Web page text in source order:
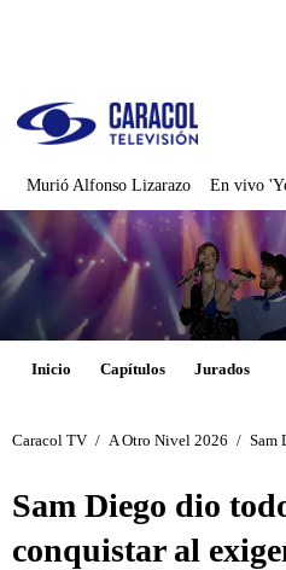
Murió Alfonso Lizarazo En vivo
Inicio Capítulos Jurados
Caracol TV / A Otro Nivel 2026 / Sam
Sam Diego dio
conquistar al